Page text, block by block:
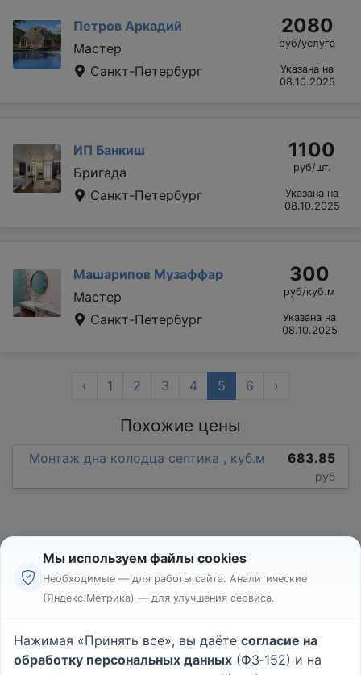
Петров Аркадий
Мастер
Санкт-Петербург
2080
руб/услуга
Указана на
08.10.2025
ИП Банкиш
Бригада
Санкт-Петербург
1100
руб/шт.
Указана на
08.10.2025
Машарипов Музаффар
Мастер
Санкт-Петербург
300
руб/куб.м
Указана на
08.10.2025
‹ 1 2 3 4 5 6 ›
Похожие цены
Монтаж дна колодца септика , куб.м 683.85
руб
Реклама
Пользовательское соглашение
Политика конфиденциальности
Мы используем файлы cookies
Необходимые — для работы сайта. Аналитические
(Яндекс.Метрика) — для улучшения сервиса.
Нажимая «Принять все», вы даёте согласие на
обработку персональных данных (ФЗ‑152) и на